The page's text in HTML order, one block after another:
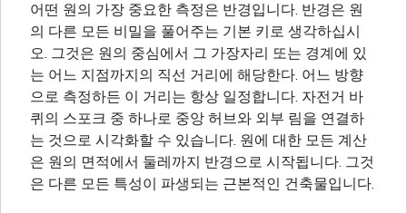
어떤 원의 가장 중요한 측정은 반경입니다. 반경은 원
의 다른 모든 비밀을 풀어주는 기본 키로 생각하십시
오. 그것은 원의 중심에서 그 가장자리 또는 경계에 있
는 어느 지점까지의 직선 거리에 해당한다. 어느 방향
으로 측정하든 이 거리는 항상 일정합니다. 자전거 바
퀴의 스포크 중 하나로 중앙 허브와 외부 림을 연결하
는 것으로 시각화할 수 있습니다. 원에 대한 모든 계산
은 원의 면적에서 둘레까지 반경으로 시작됩니다. 그것
은 다른 모든 특성이 파생되는 근본적인 건축물입니다.